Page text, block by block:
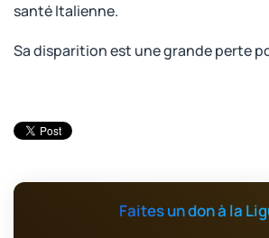
santé Italienne.
Sa disparition est une grande perte
Faites un don à la